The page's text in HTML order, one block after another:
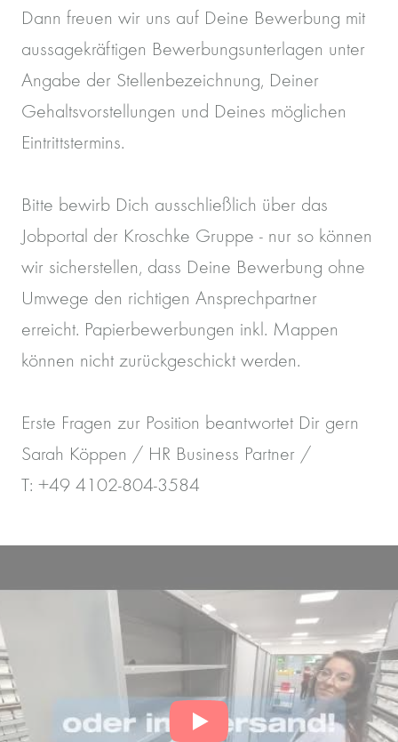
Dann freuen wir uns auf Deine Bewerbung mit
aussagekräftigen Bewerbungsunterlagen unter
Angabe der Stellenbezeichnung, Deiner
Gehaltsvorstellungen und Deines möglichen
Eintrittstermins.
Bitte bewirb Dich ausschließlich über das
Jobportal der Kroschke Gruppe - nur so können
wir sicherstellen, dass Deine Bewerbung ohne
Umwege den richtigen Ansprechpartner
erreicht. Papierbewerbungen inkl. Mappen
können nicht zurückgeschickt werden.
Erste Fragen zur Position beantwortet Dir gern
Sarah Köppen / HR Business Partner /
T: +49 4102-804-3584